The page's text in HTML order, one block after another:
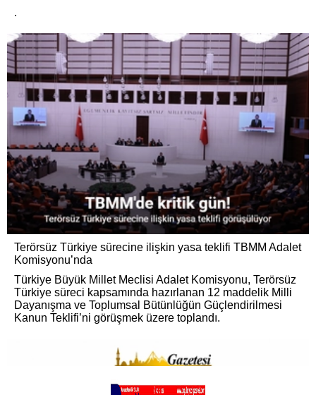
.
Terörsüz Türkiye sürecine ilişkin yasa teklifi TBMM Adalet
Komisyonu’nda
Türkiye Büyük Millet Meclisi Adalet Komisyonu, Terörsüz
Türkiye süreci kapsamında hazırlanan 12 maddelik Milli
Dayanışma ve Toplumsal Bütünlüğün Güçlendirilmesi
Kanun Teklifi’ni görüşmek üzere toplandı.